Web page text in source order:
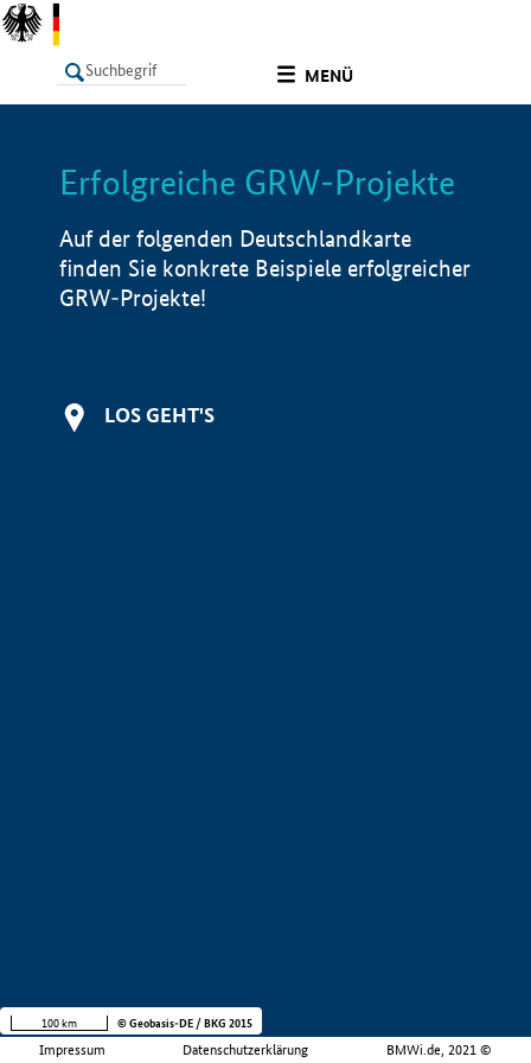
MENÜ
LISTE Info
Erfolgreiche GRW-Projekte
Auf der folgenden Deutschlandkarte
finden Sie konkrete Beispiele erfolgreicher
GRW-Projekte!
LOS GEHT'S
Impressum Datenschutzerklärung BMWi.de, 2021 ©
100 km © Geobasis-DE / BKG 2015